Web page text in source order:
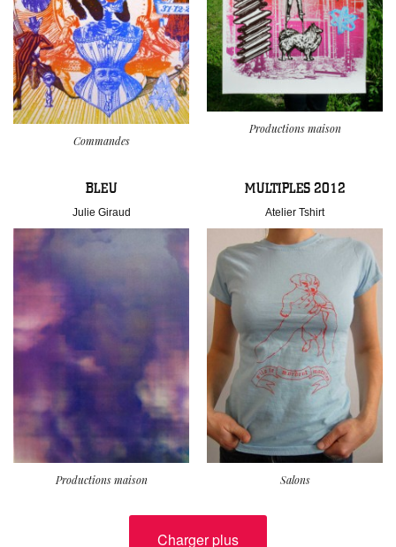
Commandes
Productions maison
BLEU
Julie Giraud
Productions maison
MULTIPLES 2012
Atelier Tshirt
Salons
Charger plus